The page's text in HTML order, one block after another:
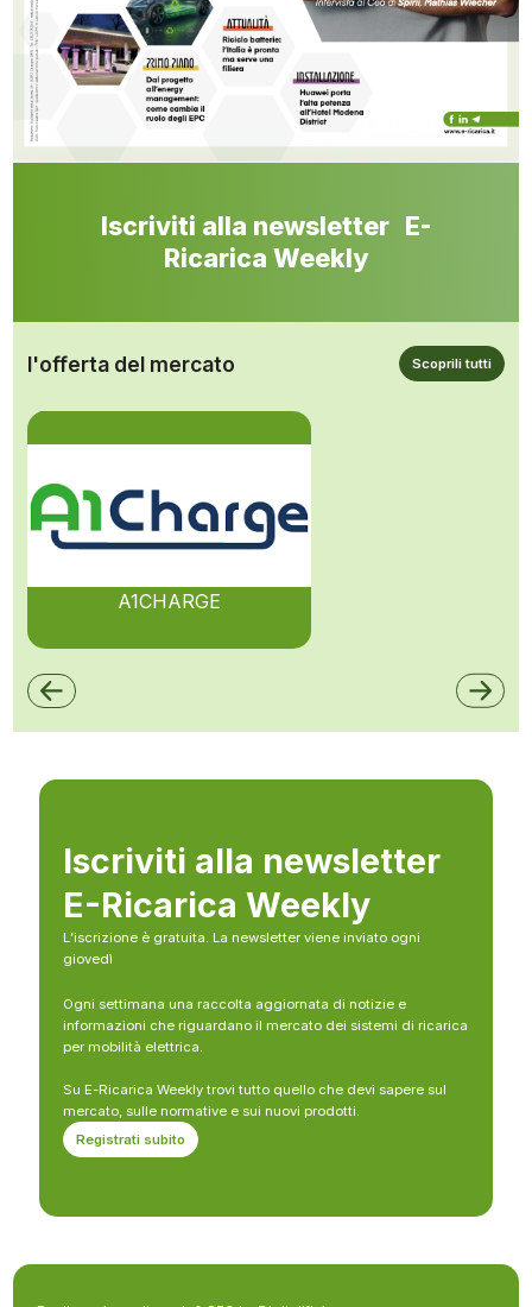
Iscriviti alla newsletter E-
Ricarica Weekly
l'offerta del mercato Scoprili tutti
A1CHARGE
Iscriviti alla newsletter
E-Ricarica Weekly
L’iscrizione è gratuita. La newsletter viene inviato ogni
giovedì
Ogni settimana una raccolta aggiornata di notizie e
informazioni che riguardano il mercato dei sistemi di ricarica
per mobilità elettrica.
Su E-Ricarica Weekly trovi tutto quello che devi sapere sul
mercato, sulle normative e sui nuovi prodotti.
Registrati subito